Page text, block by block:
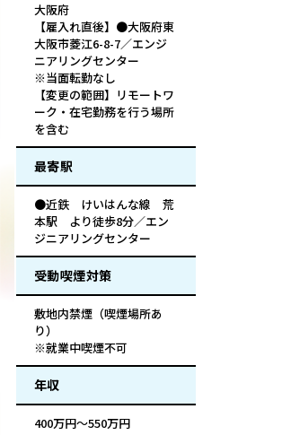
大阪府
【雇入れ直後】●大阪府東
大阪市菱江6-8-7／エンジ
ニアリングセンター
※当面転勤なし
【変更の範囲】リモートワ
ーク・在宅勤務を行う場所
を含む
最寄駅
●近鉄 けいはんな線 荒
本駅 より徒歩8分／エン
ジニアリングセンター
受動喫煙対策
敷地内禁煙（喫煙場所あ
り）
※就業中喫煙不可
年収
400万円～550万円